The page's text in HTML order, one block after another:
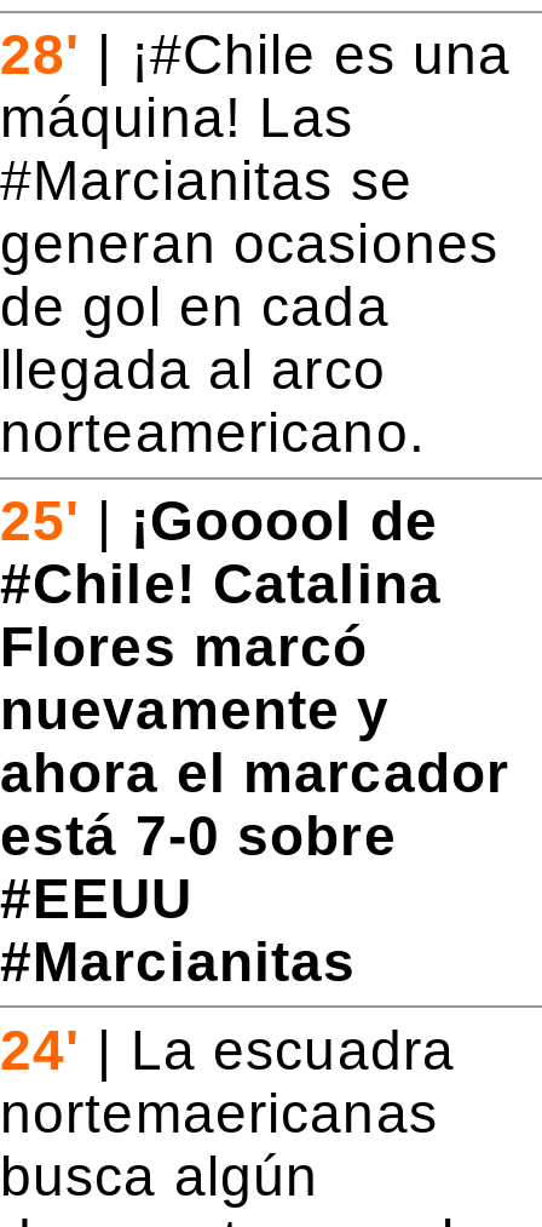
28'
¡#Chile es una
máquina! Las
#Marcianitas se
generan ocasiones
de gol en cada
llegada al arco
norteamericano.
25' | ¡Gooool de
#Chile! Catalina
Flores marcó
nuevamente y
ahora el marcador
está 7-0 sobre
#EEUU
#Marcianitas
24' | La escuadra
nortemaericanas
busca algún